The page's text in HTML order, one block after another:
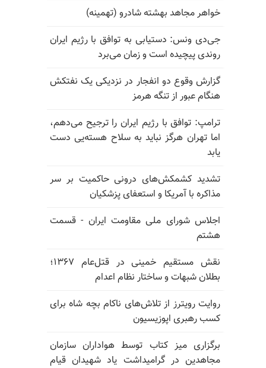
خواهر مجاهد بهشته شادرو (تهمینه)
جی‌دی ونس: دستیابی به توافق با رژیم ایران
روندی پیچیده است و زمان می‌برد
گزارش وقوع دو انفجار در نزدیکی یک نفتکش
هنگام عبور از تنگه هرمز
ترامپ: توافق با رژیم ایران را ترجیح می‌دهم،
اما تهران هرگز نباید به سلاح هسته‌یی دست
یابد
تشدید کشمکش‌های درونی حاکمیت بر سر
مذاکره با آمریکا و استعفای پزشکیان
اجلاس شورای ملی مقاومت ایران - قسمت
هشتم
نقش مستقیم خمینی در قتل‌عام ۱۳۶۷؛
بطلان شبهات و ساختار نظام اعدام
روایت رویترز از تلاش‌های ناکام بچه شاه برای
کسب رهبری اپوزیسیون
برگزاری میز کتاب توسط هواداران سازمان
مجاهدین در گرامیداشت یاد شهیدان قیام